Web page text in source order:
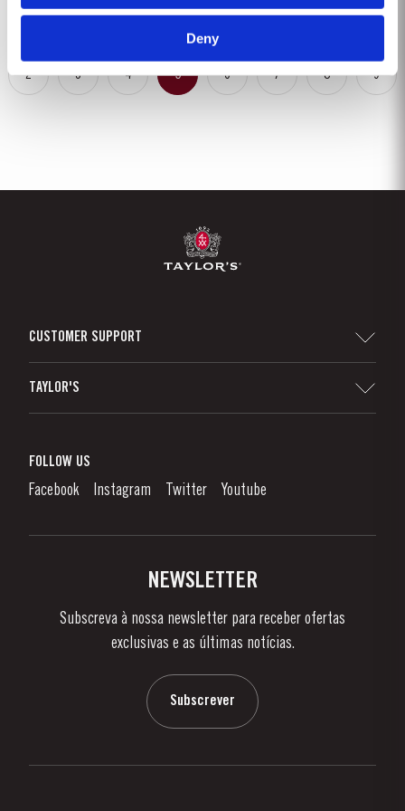
Deny
2 3 4 5 6 7 8 9
CUSTOMER SUPPORT
Canal de Denúncias
Links
TAYLOR'S
O que é o Vinho do Porto?
Como Apreciar
Notícias e Eventos
FOLLOW US
Facebook Instagram Twitter Youtube
NEWSLETTER
Subscreva à nossa newsletter para receber ofertas
exclusivas e as últimas notícias.
Subscrever